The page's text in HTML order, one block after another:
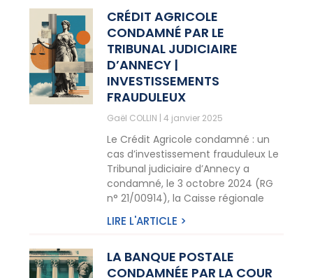
CRÉDIT AGRICOLE
CONDAMNÉ PAR LE
TRIBUNAL JUDICIAIRE
D’ANNECY |
INVESTISSEMENTS
FRAUDULEUX
Gaël COLLIN 4 janvier 2025
Le Crédit Agricole condamné : un
cas d’investissement frauduleux Le
Tribunal judiciaire d’Annecy a
condamné, le 3 octobre 2024 (RG
n° 21/00914), la Caisse régionale
LIRE L'ARTICLE >
LA BANQUE POSTALE
CONDAMNÉE PAR LA COUR